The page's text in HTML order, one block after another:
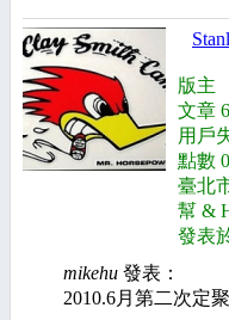
版主
文章
用戶
點數
臺北
幫 &
發表
mikehu 發表：
2010.6月第二次定